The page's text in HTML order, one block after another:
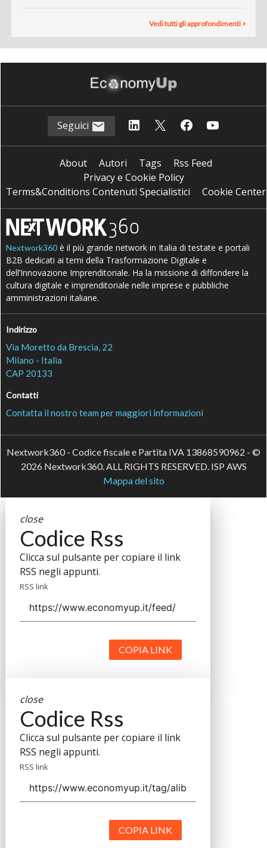
Vedi tutti gli approfondimenti >
Seguici
About Autori Tags
Rss Feed
Privacy e Cookie Policy
Terms&Conditions Contenuti Specialistici
Cookie Center
Nextwork360 è il più grande network in Italia di testate e portali
B2B dedicati ai temi della Trasformazione Digitale e
dell’Innovazione Imprenditoriale. Ha la missione di diffondere la
cultura digitale e imprenditoriale nelle imprese e pubbliche
amministrazioni italiane.
Indirizzo
Via Moretto da Brescia, 22
Milano - Italia
CAP 20133
Contatti
Contatta il nostro team per maggiori informazioni
Nextwork360 - Codice fiscale e Partita IVA 13868590962 - ©
2026 Nextwork360. ALL RIGHTS RESERVED. ISP AWS
Mappa del sito
close
Codice Rss
Clicca sul pulsante per copiare il link
RSS negli appunti.
RSS link
COPIA LINK
close
Codice Rss
Clicca sul pulsante per copiare il link
RSS negli appunti.
RSS link
COPIA LINK